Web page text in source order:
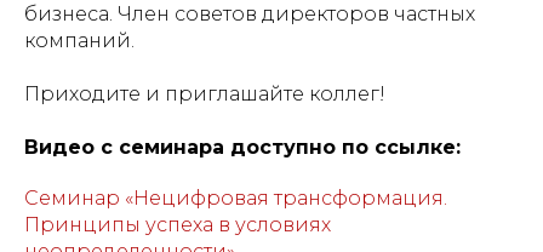
бизнеса. Член советов директоров частных
компаний.
Приходите и приглашайте коллег!
Видео с семинара доступно по ссылке:
Семинар «Нецифровая трансформация.
Принципы успеха в условиях